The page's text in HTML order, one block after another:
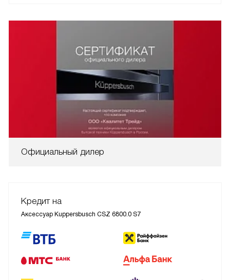
Официальный дилер
Кредит на
Аксессуар Kuppersbusch CSZ 6800.0 S7